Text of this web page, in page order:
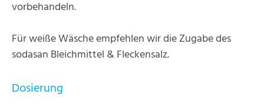
vorbehandeln.
Für weiße Wäsche empfehlen wir die Zugabe des
sodasan Bleichmittel & Fleckensalz.
Dosierung